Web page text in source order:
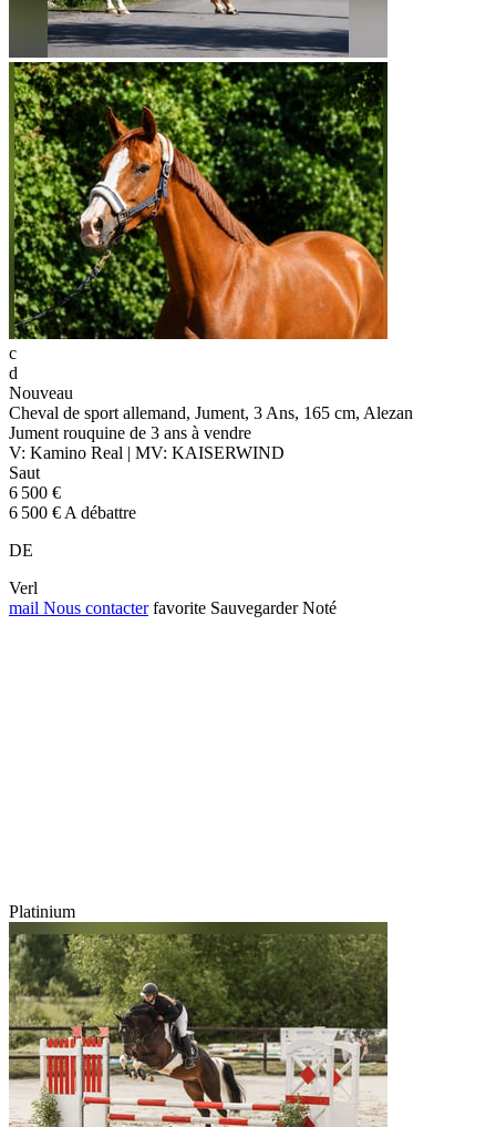
c
d
Nouveau
Cheval de sport allemand, Jument, 3 Ans, 165 cm, Alezan
Jument rouquine de 3 ans à vendre
V: Kamino Real | MV: KAISERWIND
Saut
6 500 €
6 500 € A débattre
DE
Verl
mail Nous contacter favorite Sauvegarder Noté
Platinium